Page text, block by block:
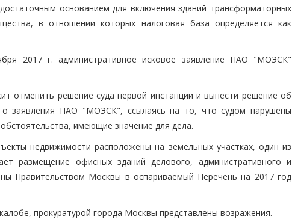
основанием для включения зданий трансформаторных
в отношении которых налоговая база определяется как
2017 г. административное исковое заявление ПАО "МОЭСК"
отменить решение суда первой инстанции и вынести решение об
заявления ПАО "МОЭСК", ссылаясь на то, что судом нарушены
имеющие значение для дела.
недвижимости расположены на земельных участках, один из
размещение офисных зданий делового, административного и
Правительством Москвы в оспариваемый Перечень на 2017 год
прокуратурой города Москвы представлены возражения.